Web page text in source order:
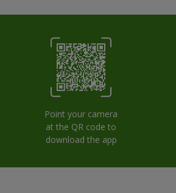
Point your camera
at the QR code to
download the app